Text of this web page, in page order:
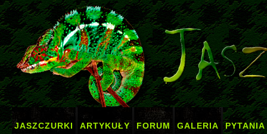
JASZCZURKI ARTYKUŁY FORUM GALERIA PYTANIA